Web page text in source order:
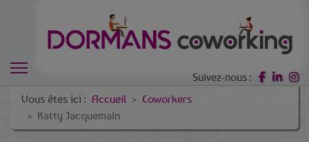
Suivez-nous :
Vous êtes ici : Accueil
Coworkers
Katty Jacquemain